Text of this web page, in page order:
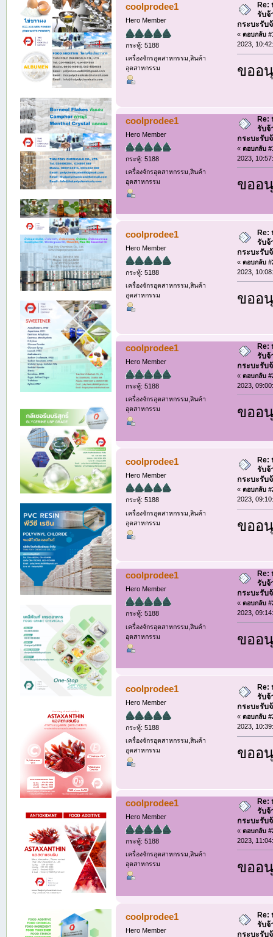
coolprodee1
Hero Member
กระทู้: 5188
เครื่องจักรอุตสาหกรรม,สินค้า
อุตสาหกรรม
Re:
รับจ้
กระบะรับ
«ตอบกลับ
2023,
ขออ
coolprodee1
Hero Member
กระทู้: 5188
เครื่องจักรอุตสาหกรรม,สินค้า
อุตสาหกรรม
Re:
รับจ้
กระบะรับ
«ตอบกลับ
2023,
ขออ
coolprodee1
Hero Member
กระทู้: 5188
เครื่องจักรอุตสาหกรรม,สินค้า
อุตสาหกรรม
Re:
รับจ้
กระบะรับ
«ตอบกลับ
2023,
ขออ
coolprodee1
Hero Member
กระทู้: 5188
เครื่องจักรอุตสาหกรรม,สินค้า
อุตสาหกรรม
Re:
รับจ้
กระบะรับ
«ตอบกลับ
2023,
ขออ
coolprodee1
Hero Member
กระทู้: 5188
เครื่องจักรอุตสาหกรรม,สินค้า
อุตสาหกรรม
Re:
รับจ้
กระบะรับ
«ตอบกลับ
2023,
ขออ
coolprodee1
Hero Member
กระทู้: 5188
เครื่องจักรอุตสาหกรรม,สินค้า
อุตสาหกรรม
Re:
รับจ้
กระบะรับ
«ตอบกลับ
2023,
ขออ
coolprodee1
Hero Member
กระทู้: 5188
เครื่องจักรอุตสาหกรรม,สินค้า
อุตสาหกรรม
Re:
รับจ้
กระบะรับ
«ตอบกลับ
2023,
ขออ
coolprodee1
Hero Member
กระทู้: 5188
เครื่องจักรอุตสาหกรรม,สินค้า
อุตสาหกรรม
Re:
รับจ้
กระบะรับ
«ตอบกลับ
2023,
ขออ
coolprodee1
Hero Member
Re:
รับจ้
กระบะรับ